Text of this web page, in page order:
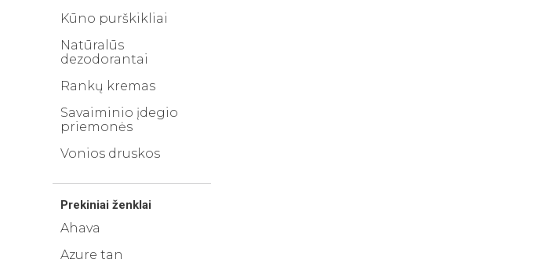
Kūno purškikliai
Natūralūs
dezodorantai
Rankų kremas
Savaiminio įdegio
priemonės
Vonios druskos
Prekiniai ženklai
Ahava
Azure tan